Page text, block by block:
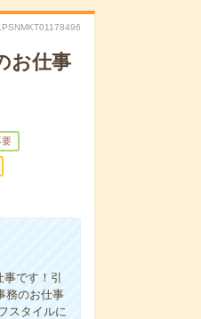
お仕事
要
です！引
務のお仕事
スタイルに